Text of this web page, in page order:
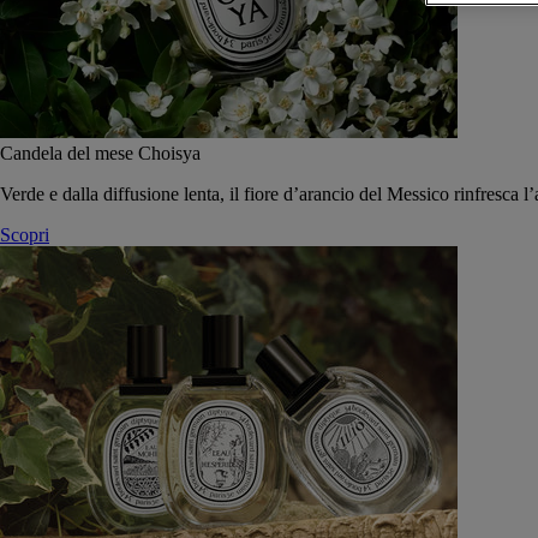
Candela del mese Choisya
Verde e dalla diffusione lenta, il fiore d’arancio del Messico rinfresca
Scopri